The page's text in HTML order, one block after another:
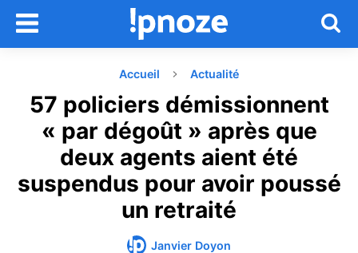
Accueil Actualité
57 policiers démissionnent
« par dégoût » après que
deux agents aient été
suspendus pour avoir poussé
un retraité
Janvier Doyon